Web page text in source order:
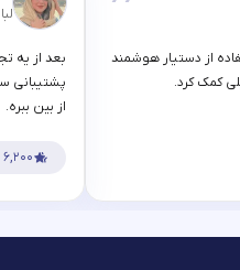
از دستیار هوشمند
کمک کرد.
بعد از یه
پشتیبانی
از بین ببره.
۶,۲۰۰